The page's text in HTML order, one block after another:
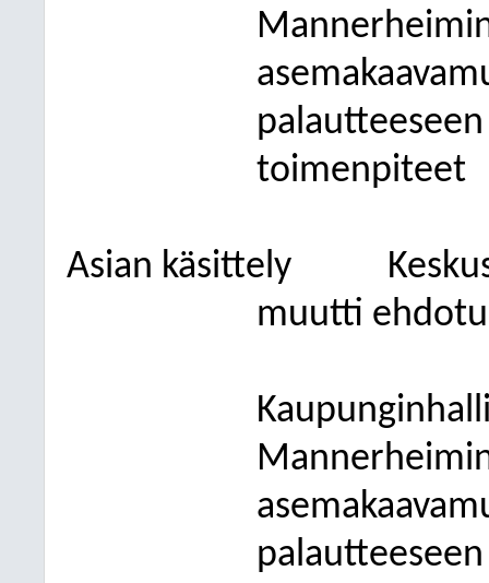
toimenpiteet
Asian käsittely
muutti